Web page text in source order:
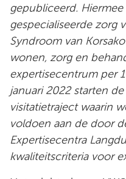
gepubliceerd.
gespecialiseerde zorg
Syndroom van
wonen, zorg en
expertisecentrum per
januari 2022 starten
visitatietraject waarin
voldoen aan de door
Expertisecentra
kwaliteitscriteria voor